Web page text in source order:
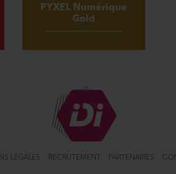
PYXEL Numérique
Gold
LÉGALES RECRUTEMENT PARTENAIRES